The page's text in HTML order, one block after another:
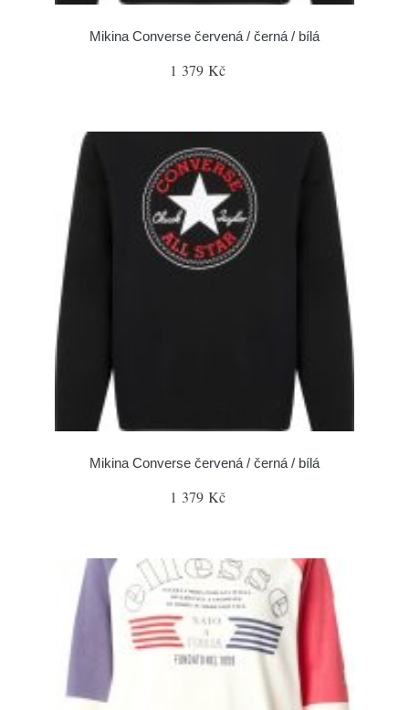
Mikina Converse červená / černá / bílá
1 379 Kč
Mikina Converse červená / černá / bílá
1 379 Kč